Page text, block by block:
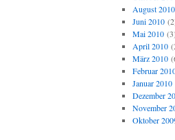
August 2010
Juni 2010
Mai 2010
April 2010
März 2010
Februar
Januar 2010
Dezember
November
Oktober